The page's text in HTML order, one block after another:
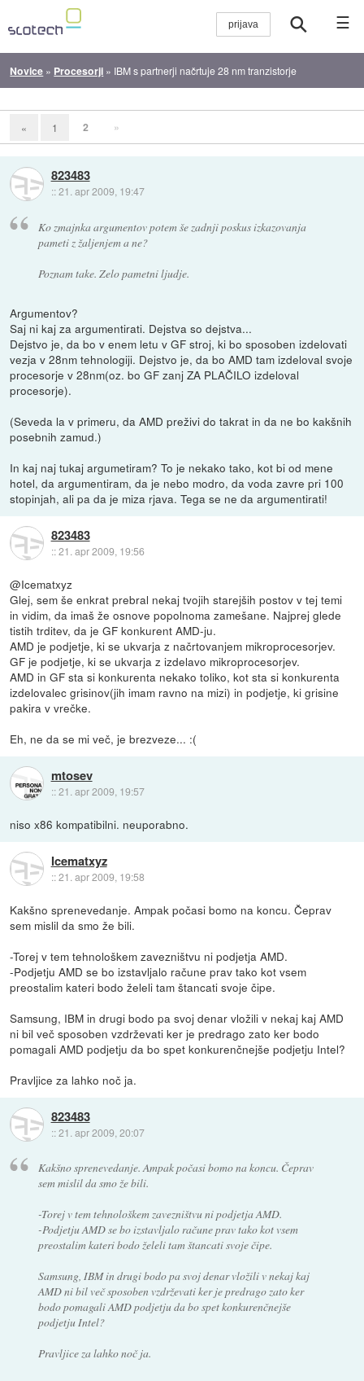
☰
Novice » Procesorji » IBM s partnerji načrtuje 28 nm tranzistorje
« 1 2 »
823483
::21. apr 2009, 19:47
Ko zmajnka argumentov potem še zadnji poskus izkazovanja
pameti z žaljenjem a ne?
Poznam take. Zelo pametni ljudje.
Argumentov?
Saj ni kaj za argumentirati. Dejstva so dejstva...
Dejstvo je, da bo v enem letu v GF stroj, ki bo sposoben izdelovati
vezja v 28nm tehnologiji. Dejstvo je, da bo AMD tam izdeloval svoje
procesorje v 28nm(oz. bo GF zanj ZA PLAČILO izdeloval
procesorje).
(Seveda la v primeru, da AMD preživi do takrat in da ne bo kakšnih
posebnih zamud.)
In kaj naj tukaj argumetiram? To je nekako tako, kot bi od mene
hotel, da argumentiram, da je nebo modro, da voda zavre pri 100
stopinjah, ali pa da je miza rjava. Tega se ne da argumentirati!
823483
::21. apr 2009, 19:56
@Icematxyz
Glej, sem še enkrat prebral nekaj tvojih starejših postov v tej temi
in vidim, da imaš že osnove popolnoma zamešane. Najprej glede
tistih trditev, da je GF konkurent AMD-ju.
AMD je podjetje, ki se ukvarja z načrtovanjem mikroprocesorjev.
GF je podjetje, ki se ukvarja z izdelavo mikroprocesorjev.
AMD in GF sta si konkurenta nekako toliko, kot sta si konkurenta
izdelovalec grisinov(jih imam ravno na mizi) in podjetje, ki grisine
pakira v vrečke.
Eh, ne da se mi več, je brezveze... :(
mtosev
::21. apr 2009, 19:57
niso x86 kompatibilni. neuporabno.
Icematxyz
::21. apr 2009, 19:58
Kakšno sprenevedanje. Ampak počasi bomo na koncu. Čeprav
sem mislil da smo že bili.
-Torej v tem tehnološkem zavezništvu ni podjetja AMD.
-Podjetju AMD se bo izstavljalo račune prav tako kot vsem
preostalim kateri bodo želeli tam štancati svoje čipe.
Samsung, IBM in drugi bodo pa svoj denar vložili v nekaj kaj AMD
ni bil več sposoben vzdrževati ker je predrago zato ker bodo
pomagali AMD podjetju da bo spet konkurenčnejše podjetju Intel?
Pravljice za lahko noč ja.
823483
::21. apr 2009, 20:07
Kakšno sprenevedanje. Ampak počasi bomo na koncu. Čeprav
sem mislil da smo že bili.
-Torej v tem tehnološkem zavezništvu ni podjetja AMD.
-Podjetju AMD se bo izstavljalo račune prav tako kot vsem
preostalim kateri bodo želeli tam štancati svoje čipe.
Samsung, IBM in drugi bodo pa svoj denar vložili v nekaj kaj
AMD ni bil več sposoben vzdrževati ker je predrago zato ker
bodo pomagali AMD podjetju da bo spet konkurenčnejše
podjetju Intel?
Pravljice za lahko noč ja.